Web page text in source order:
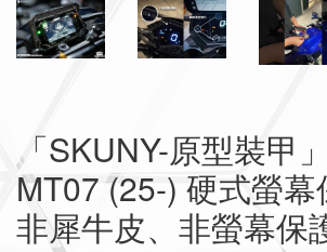
「SKUNY-原型裝甲
MT07 (25-) 硬式螢幕
非犀牛皮、非螢幕保